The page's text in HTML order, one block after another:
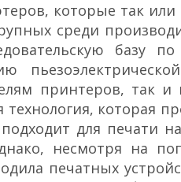
которые так или
среди
базу
принтеров, так и
которая
для печати
несмотря на
печатных